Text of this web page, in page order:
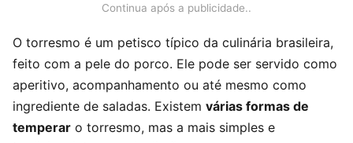
Continua após a publicidade..
O torresmo é um petisco típico da culinária brasileira,
feito com a pele do porco. Ele pode ser servido como
aperitivo, acompanhamento ou até mesmo como
ingrediente de saladas. Existem várias formas de
temperar o torresmo, mas a mais simples e